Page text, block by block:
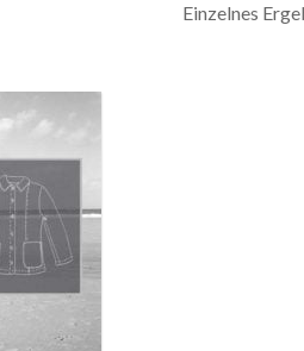
Einzelnes
Auf die
Wunschliste